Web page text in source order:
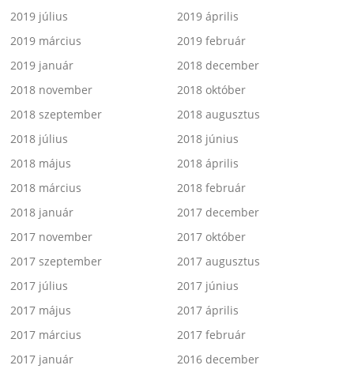
2019 július
2019 április
2019 március
2019 február
2019 január
2018 december
2018 november
2018 október
2018 szeptember
2018 augusztus
2018 július
2018 június
2018 május
2018 április
2018 március
2018 február
2018 január
2017 december
2017 november
2017 október
2017 szeptember
2017 augusztus
2017 július
2017 június
2017 május
2017 április
2017 március
2017 február
2017 január
2016 december